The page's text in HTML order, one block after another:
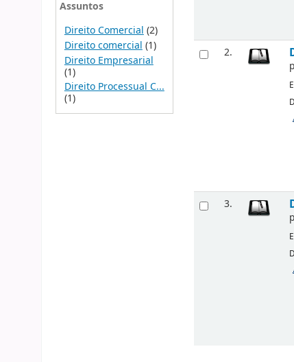
Assuntos
Direito Comercial (2)
Direito comercial (1)
Direito Empresarial
(1)
Direito Processual C...
(1)
2.
3.